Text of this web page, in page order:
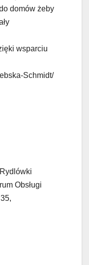
domów żeby
wsparciu
Schmidt/
Obsługi